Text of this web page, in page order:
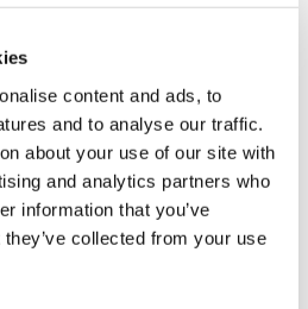
content and ads, to
and to analyse our traffic.
about your use of our site with
and analytics partners who
information that you’ve
collected from your use
WARENKORB
12 Uhr MEZ (Montag bis
werden noch am selben